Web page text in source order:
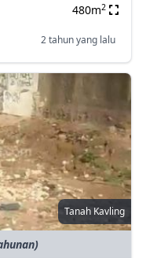
480m2
2 tahun yang lalu
Tanah Kavling